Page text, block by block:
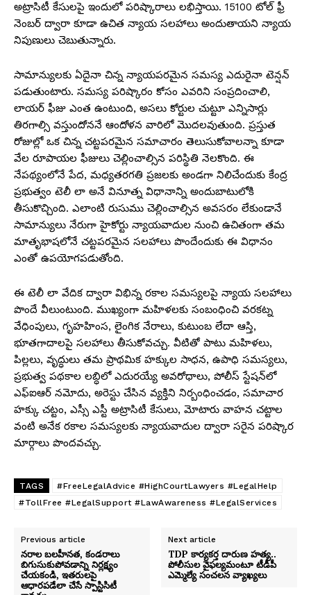
అట్రాసిటీ కేసులపై ఇందులో పరిష్కారాలు లభిస్తాయి. 15100 టోల్ ఫ్రీ
నెంబర్‌ ద్వారా కూడా ఉచిత న్యాయ సలహాలు అందుతాయని న్యాయ
నిపుణులు చెబుతున్నారు.
సామాన్యులకు ఏదైనా చిన్న న్యాయపరమైన సమస్య ఎదురైనా టెన్షన్
పడుతుంటారు. సమస్య పరిష్కారం కోసం ఎవరిని సంప్రదించాలి,
లాయర్‌ ఫీజు ఎంత ఉంటుంది, అసలు కోర్టుల చుట్టూ ఎన్నిసార్లు
తిరగాల్సి వస్తుందోననే ఆందోళన వారిలో మొదలవుతుంది. ప్రస్తుత
రోజుల్లో ఒక చిన్న చట్టపరమైన సమాచారం తెలుసుకోవాలన్నా కూడా
వేల రూపాయల ఫీజులు చెల్లించాల్సిన పరిస్థితి నెలకొంది. ఈ
నేపథ్యంలోనే పేద, మధ్యతరగతి ప్రజలకు అండగా నిలిచేందుకు కేంద్ర
ప్రభుత్వం టెలీ లా అనే వినూత్న విధానాన్ని అందుబాటులోకి
తీసుకొచ్చింది. ఎలాంటి రుసుము చెల్లించాల్సిన అవసరం లేకుండానే
సామాన్యులు నేరుగా హైకోర్టు న్యాయవాదుల నుంచి ఉచితంగా తమ
మాతృభాషలోనే చట్టపరమైన సలహాలు పొందేందుకు ఈ విధానం
ఎంతో ఉపయోగపడుతోంది.
ఈ టెలీ లా వేదిక ద్వారా విభిన్న రకాల సమస్యలపై న్యాయ సలహాలు
పొందే వీలుంటుంది. ముఖ్యంగా మహిళలకు సంబంధించి వరకట్న
వేధింపులు, గృహహింస, లైంగిక నేరాలు, కుటుంబ లేదా ఆస్తి,
భూతగాదాలపై సలహాలు తీసుకోవచ్చు. వీటితో పాటు మహిళలు,
పిల్లలు, వృద్ధులు తమ ప్రాథమిక హక్కుల సాధన, ఉపాధి సమస్యలు,
ప్రభుత్వ పథకాల లబ్ధిలో ఎదురయ్యే అవరోధాలు, పోలీస్ స్టేషన్‌లో
ఎఫ్‌ఐఆర్‌ నమోదు, అరెస్టు చేసిన వ్యక్తిని నిర్బంధించడం, సమాచార
హక్కు చట్టం, ఎస్సీ ఎస్టీ అట్రాసిటీ కేసులు, మోటారు వాహన చట్టాల
వంటి అనేక రకాల సమస్యలకు న్యాయవాదుల ద్వారా సరైన పరిష్కార
మార్గాలు పొందవచ్చు.
TAGS
#FreeLegalAdvice #HighCourtLawyers #LegalHelp
#TollFree #LegalSupport #LawAwareness #LegalServices
Previous article
నరాల బలహీనత, కండరాలు
బిగుసుకుపోవడాన్ని నిర్లక్ష్యం
చేయకండి, ఇతరులపై
ఆధారపడేలా చేసే స్పాస్టిసిటీ
Next article
TDP కార్యకర్త దారుణ హత్య..
పోలీసుల వైఫల్యమంటూ టీడీపీ
ఎమ్మెల్యే సంచలన వ్యాఖ్యలు